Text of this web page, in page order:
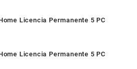
Licencia Permanente 5 PC
Licencia Permanente 5 PC